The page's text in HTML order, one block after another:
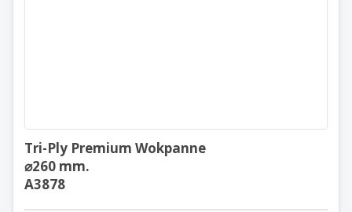
Tri-Ply Premium Wokpanne
⌀260 mm.
A3878